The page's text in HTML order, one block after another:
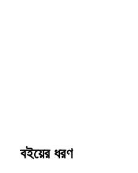
বইয়ের ধরণ